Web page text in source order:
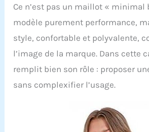
Ce n’est pas un maillot « minimal
modèle purement performance,
style, confortable et polyvalente,
l’image de la marque. Dans cette
remplit bien son rôle : proposer
sans complexifier l’usage.